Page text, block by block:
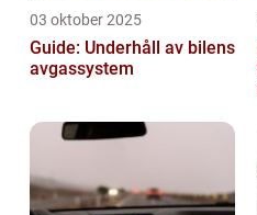
03 oktober 2025
Guide: Underhåll av bilens
avgassystem